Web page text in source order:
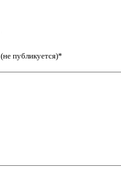
(не публикуется)*